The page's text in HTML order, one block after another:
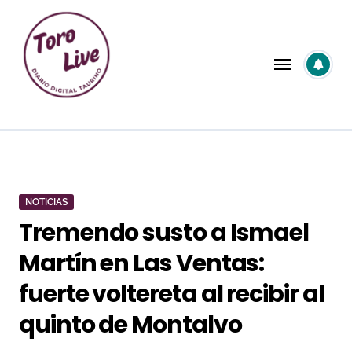
contenido
NOTICIAS
Tremendo susto a Ismael
Martín en Las Ventas:
fuerte voltereta al recibir al
quinto de Montalvo